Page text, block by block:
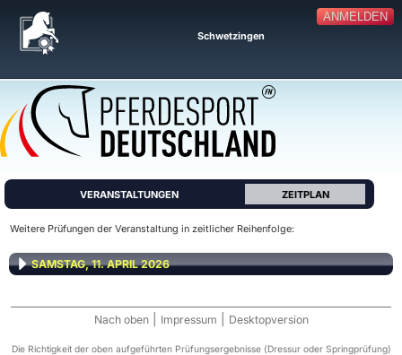
ANMELDEN
Schwetzingen
VERANSTALTUNGEN ZEITPLAN
Weitere Prüfungen der Veranstaltung in zeitlicher Reihenfolge:
SAMSTAG, 11. APRIL 2026
Nach oben Impressum Desktopversion
Die Richtigkeit der oben aufgeführten Prüfungsergebnisse (Dressur oder Springprüfung)